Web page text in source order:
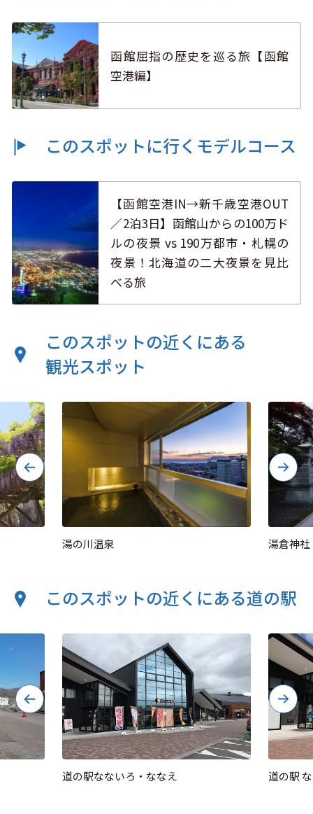
函館屈指の歴史を巡る旅【函館
空港編】
このスポットに行くモデルコース
【函館空港IN→新千歳空港OUT
／2泊3日】函館山からの100万ド
ルの夜景 vs 190万都市・札幌の
夜景！北海道の二大夜景を見比
べる旅
このスポットの近くにある
観光スポット
湯の川温泉 湯倉神社
このスポットの近くにある道の駅
道の駅なないろ・ななえ 道の駅